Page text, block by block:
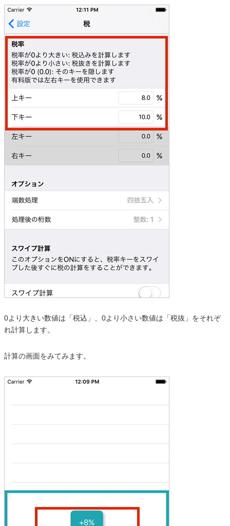
0より大きい数値は「税込」、0より小さい数値は「税抜」をそれぞ
れ計算します。
計算の画面をみてみます。